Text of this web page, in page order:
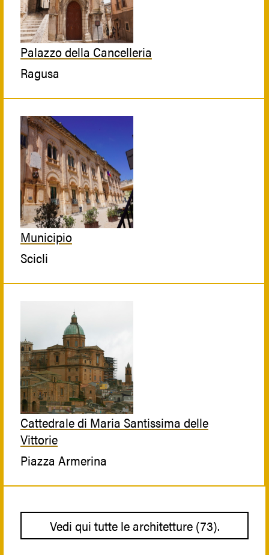
Palazzo della Cancelleria
Ragusa
Municipio
Scicli
Cattedrale di Maria Santissima delle
Vittorie
Piazza Armerina
Vedi qui tutte le architetture (73).